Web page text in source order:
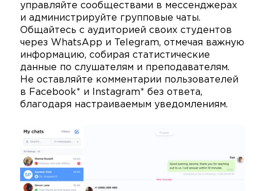
управляйте сообществами в мессенджерах
и администрируйте групповые чаты.
Общайтесь с аудиторией своих студентов
через WhatsApp и Telegram, отмечая важную
информацию, собирая статистические
данные по слушателям и преподавателям.
Не оставляйте комментарии пользователей
в Facebook* и Instagram* без ответа,
благодаря настраиваемым уведомлениям.